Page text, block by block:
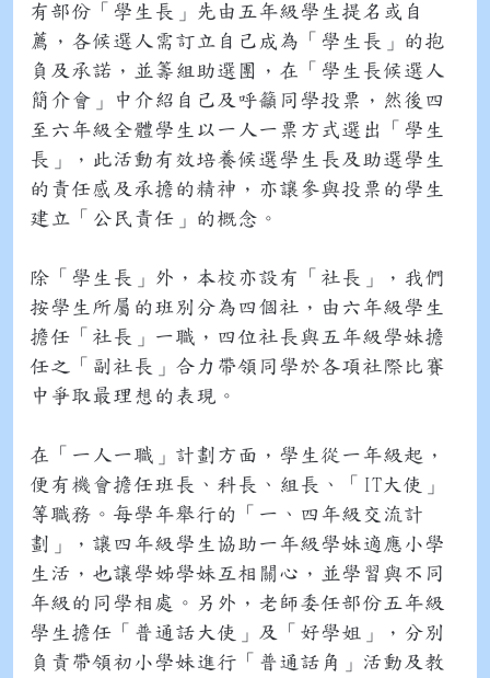
有部份「學生長」先由五年級學生提名或自
薦，各候選人需訂立自己成為「學生長」的抱
負及承諾，並籌組助選團，在「學生長候選人
簡介會」中介紹自己及呼籲同學投票，然後四
至六年級全體學生以一人一票方式選出「學生
長」，此活動有效培養候選學生長及助選學生
的責任感及承擔的精神，亦讓參與投票的學生
建立「公民責任」的概念。
除「學生長」外，本校亦設有「社長」，我們
按學生所屬的班別分為四個社，由六年級學生
擔任「社長」一職，四位社長與五年級學妹擔
任之「副社長」合力帶領同學於各項社際比賽
中爭取最理想的表現。
在「一人一職」計劃方面，學生從一年級起，
便有機會擔任班長、科長、組長、「IT大使」
等職務。每學年舉行的「一、四年級交流計
劃」，讓四年級學生協助一年級學妹適應小學
生活，也讓學姊學妹互相關心，並學習與不同
年級的同學相處。另外，老師委任部份五年級
學生擔任「普通話大使」及「好學姐」，分別
負責帶領初小學妹進行「普通話角」活動及教